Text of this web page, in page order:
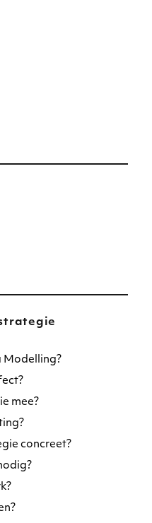
Modelling?
mee?
concreet?